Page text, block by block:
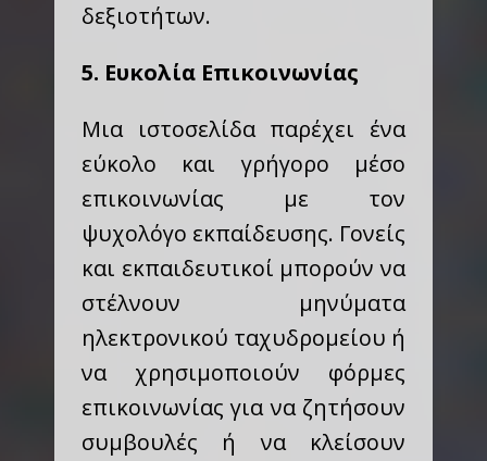
δεξιοτήτων.
5. Ευκολία Επικοινωνίας
Μια ιστοσελίδα παρέχει ένα
εύκολο και γρήγορο μέσο
επικοινωνίας με τον
ψυχολόγο εκπαίδευσης. Γονείς
και εκπαιδευτικοί μπορούν να
στέλνουν μηνύματα
ηλεκτρονικού ταχυδρομείου ή
να χρησιμοποιούν φόρμες
επικοινωνίας για να ζητήσουν
συμβουλές ή να κλείσουν